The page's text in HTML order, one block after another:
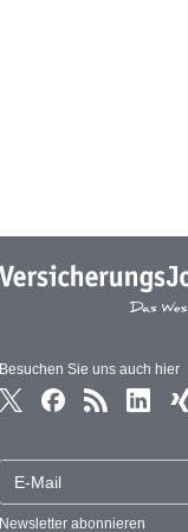
Besuchen Sie uns auch hier
Newsletter abonnieren